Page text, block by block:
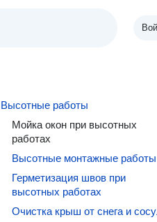
Высотные работы
Мойка окон при высотных
работах
Высотные монтажные работы
Герметизация швов при
высотных работах
Очистка крыш от снега и